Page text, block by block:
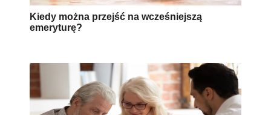
Kiedy można przejść na wcześniejszą
emeryturę?